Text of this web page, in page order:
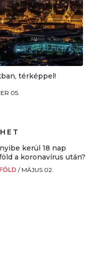
térképpel!
05.
kerül 18 nap
a koronavírus után?
/ MÁJUS 02.